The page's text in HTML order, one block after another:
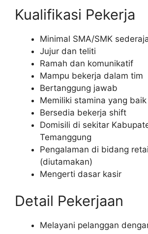
Kualifikasi Pekerja
Minimal SMA/SMK
Jujur dan teliti
Ramah dan komunikatif
Mampu bekerja dalam tim
Bertanggung jawab
Memiliki stamina yang baik
Bersedia bekerja shift
Domisili di sekitar
Temanggung
Pengalaman di bidang
(diutamakan)
Mengerti dasar kasir
Detail Pekerjaan
Melayani pelanggan